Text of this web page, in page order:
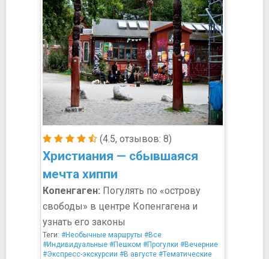
(4.5, отзывов: 8)
Христиания — сбывшаяся
мечта хиппи
Копенгаген: Погулять по «острову
свободы» в центре Копенгагена и
узнать его законы
Теги: #Необычные маршруты #Все
#Индивидуальные #Пешком #Прогулки #Вечерние
#Экспресс-экскурсии #В августе #Тематические